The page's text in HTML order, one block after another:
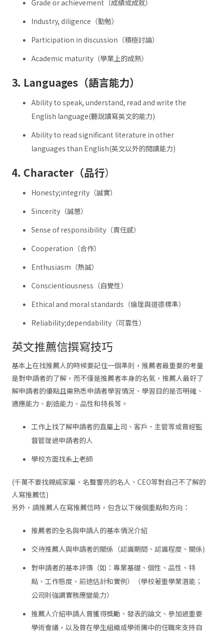
Grade or achievement（成績或成就）
Industry, diligence（勤勉）
Participation in discussion（積極討論）
Academic maturity（學業上的成熟）
3. Languages（語言能力）
Ability to speak, understand, read and write the
English language(聽說讀寫英文的能力)
Ability to read significant literature in other
languages than English(英文以外的閱讀能力)
4. Character（品行）
Honesty;integrity（誠實）
Sincerity（誠懇）
Sense of responsibility（責任感）
Cooperation（合作）
Enthusiasm（熱誠）
Conscientiousness（自覺性）
Ethical and moral standards（倫理與道德標準）
Reliability;dependability（可靠性）
英文推薦信撰寫技巧
基本上在找推薦人的時候要記住一個準則，推薦者最重要的考量
是對申請者的了解，而不僅是推薦者本身的名氣，推薦人最好了
解申請者的優點且需熟悉申請者學習情況、學習目的是否明確、
適應能力、創造能力、品性和特長等。
工作上找了解申請者的直屬上司、客戶、主管等或曾經監
督管理過申請者的人
學校方面找系上老師
(千萬不要找親戚家屬、名聲響亮的名人、CEO等對自己不了解的
人寫推薦信)
另外，請推薦人在寫推薦信時，包含以下幾個重點和方向：
推薦者的全名與申請人的基本情況介紹
交待推薦人與申請者的關係（認識期間、認識程度、關係)
對申請者的基本評價（如：專業基礎、個性、品性、特
點、工作態度、前途估計和實例）（學校著重學業潛能；
公司則強調實務應變能力）
推薦人介紹申請人曾獲得獎勵、發表的論文、參加過重要
學術會議，以及曾在學生組織或學術團中的任職來支持自